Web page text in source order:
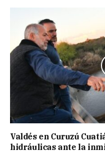
Valdés en Curuzú
hidráulicas ante la